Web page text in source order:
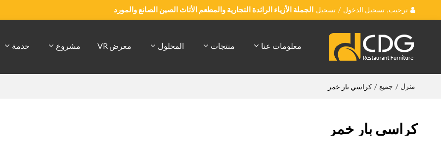
ترحيب, تسجيل الدخول / تسجيل الجملة الأزياء الرائدة التجارية والمطعم الأثاث الصين الصانع والمورد
معلومات عنا منتجات المحلول معرض VR مشروع خدمة
منزل / جميع / كراسي بار خمر
كراسي بار خمر